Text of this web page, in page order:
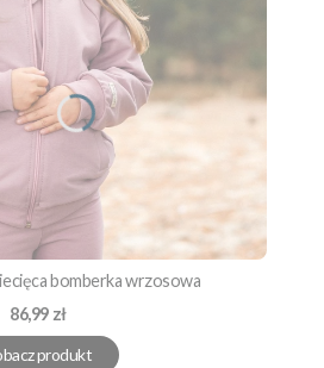
bomberka wrzosowa
Cena
86,99 zł
produkt